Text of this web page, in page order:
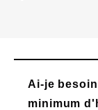
Ai-je
minimum